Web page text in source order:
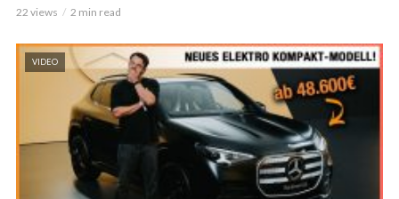
22 views 2 min read
VIDEO